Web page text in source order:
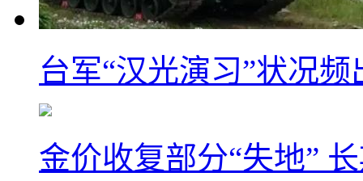
台军“汉光演习”状况
金价收复部分“失地”